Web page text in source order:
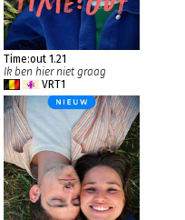
Time:out 1.21
Ik ben hier niet graag
VRT1